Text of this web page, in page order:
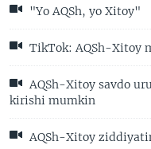
"Yo AQSh, yo Xitoy"
TikTok: AQSh-Xitoy
AQSh-Xitoy savdo
kirishi mumkin
AQSh-Xitoy